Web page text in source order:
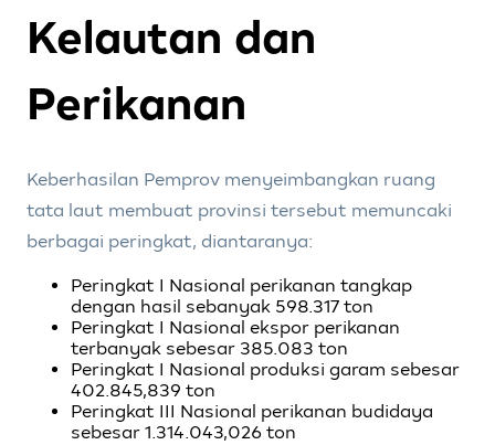
Kelautan dan
Perikanan
Keberhasilan Pemprov menyeimbangkan ruang
tata laut membuat provinsi tersebut memuncaki
berbagai peringkat, diantaranya:
Peringkat I Nasional perikanan tangkap
dengan hasil sebanyak 598.317 ton
Peringkat I Nasional ekspor perikanan
terbanyak sebesar 385.083 ton
Peringkat I Nasional produksi garam sebesar
402.845,839 ton
Peringkat III Nasional perikanan budidaya
sebesar 1.314.043,026 ton